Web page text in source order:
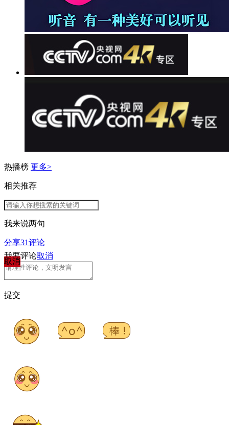
热播榜 更多>
相关推荐
我来说两句
分享31评论
取消
我要评论取消
提交